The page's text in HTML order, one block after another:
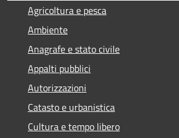
Agricoltura e pesca
Ambiente
Anagrafe e stato civile
Appalti pubblici
Autorizzazioni
Catasto e urbanistica
Cultura e tempo libero